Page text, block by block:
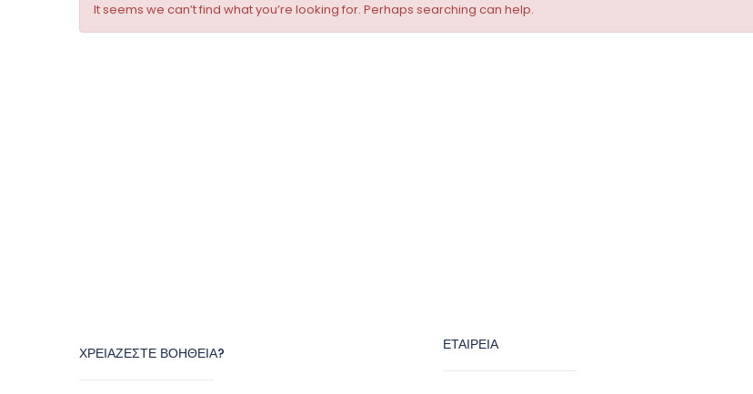
It seems we can’t find what you’re looking for. Perhaps searching can help.
ΧΡΕΙΑΖΕΣΤΕ ΒΟΗΘΕΙΑ? ΕΤΑΙΡΕΙΑ